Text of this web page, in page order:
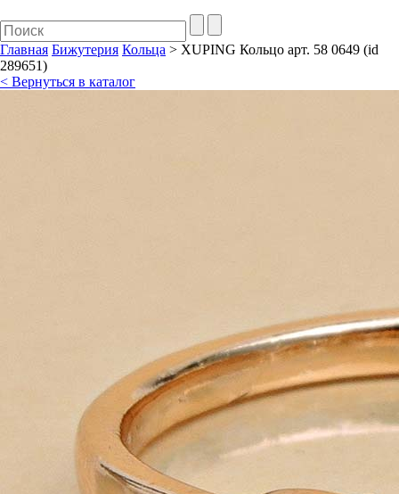
Главная Бижутерия Кольца > XUPING Кольцо арт. 58 0649 (id
289651)
< Вернуться в каталог